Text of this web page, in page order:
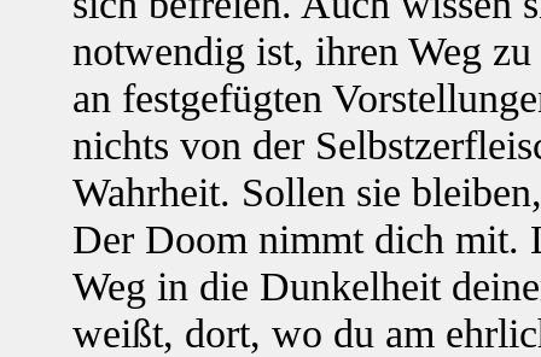
notwendig ist, ihren Weg
an festgefügten
nichts von der
Wahrheit. Sollen sie
Der Doom nimmt dich mit.
Weg in die Dunkelheit
weißt, dort, wo du am